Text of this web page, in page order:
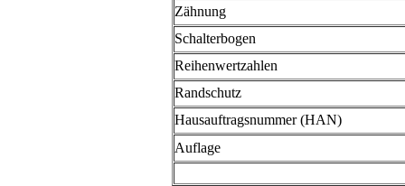
Zähnung
Schalterbogen
Reihenwertzahlen
Randschutz
Hausauftragsnummer (HAN)
Auflage